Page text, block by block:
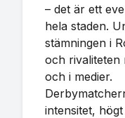
– det är ett
hela staden.
stämningen i
och rivaliteten
och i medier.
intensitet,